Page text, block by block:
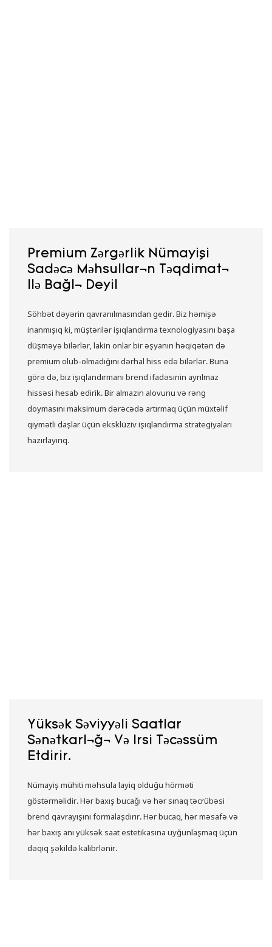
Premium Zərgərlik Nümayişi
Sadəcə Məhsulların Təqdimatı
Ilə Bağlı Deyil
Söhbət dəyərin qavranılmasından gedir. Biz həmişə
inanmışıq ki, müştərilər işıqlandırma texnologiyasını başa
düşməyə bilərlər, lakin onlar bir əşyanın həqiqətən də
premium olub-olmadığını dərhal hiss edə bilərlər. Buna
görə də, biz işıqlandırmanı brend ifadəsinin ayrılmaz
hissəsi hesab edirik. Bir almazın alovunu və rəng
doymasını maksimum dərəcədə artırmaq üçün müxtəlif
qiymətli daşlar üçün eksklüziv işıqlandırma strategiyaları
hazırlayırıq.
Yüksək Səviyyəli Saatlar
Sənətkarlığı Və Irsi Təcəssüm
Etdirir.
Nümayiş mühiti məhsula layiq olduğu hörməti
göstərməlidir. Hər baxış bucağı və hər sınaq təcrübəsi
brend qavrayışını formalaşdırır. Hər bucaq, hər məsafə və
hər baxış anı yüksək saat estetikasına uyğunlaşmaq üçün
dəqiq şəkildə kalibrlənir.